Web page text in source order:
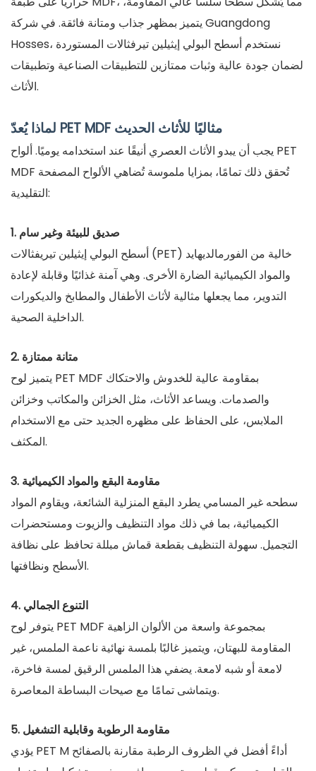
يتميز بمظهر جذاب ومتانة فائقة. في شركة Guangdong
Hosses، نستخدم أسطح البولي إيثيلين تيرفثالات المستوردة
لضمان جودة عالية وثبات ممتازين للتطبيقات الصناعية وتطبيقات
الأثاث.
لماذا يُعدّ PET MDF مثاليًا للأثاث الحديث
يجب أن يبدو الأثاث العصري أنيقًا عند استخدامه يوميًا. ألواح PET
MDF تُحقق ذلك تمامًا، بمزايا ملموسة تُضاهي الألواح المصفحة
التقليدية:
1. صديق للبيئة وغير سام
أسطح البولي إيثيلين تيريفثالات (PET) خالية من الفورمالديهايد
والمواد الكيميائية الضارة الأخرى. وهي آمنة غذائيًا وقابلة لإعادة
التدوير، مما يجعلها مثالية لأثاث الأطفال والمطابخ والديكورات
الداخلية الصحية.
2. متانة ممتازة
يتميز لوح PET MDF بمقاومة عالية للخدوش والاحتكاك
والصدمات. ويساعد الأثاث، مثل الخزائن والمكاتب وخزائن
الملابس، على الحفاظ على مظهره الجديد حتى مع الاستخدام
المكثف.
3. مقاومة البقع والمواد الكيميائية
سطحه غير المسامي يطرد البقع المنزلية الشائعة، ويقاوم المواد
الكيميائية، بما في ذلك مواد التنظيف والزيوت ومستحضرات
التجميل. سهولة التنظيف بقطعة قماش مبللة تحافظ على نظافة
الأسطح ونظافتها.
4. التنوع الجمالي
يتوفر لوح PET MDF بمجموعة واسعة من الألوان الزاهية
المقاومة للبهتان، ويتميز غالبًا بلمسة نهائية ناعمة الملمس، غير
لامعة أو شبه لامعة. يضفي هذا الملمس الرقيق لمسة فاخرة،
ويتماشى تمامًا مع صيحات البساطة المعاصرة.
5. مقاومة الرطوبة وقابلية التشغيل
يؤدي PET M أداءً أفضل في الظروف الرطبة مقارنة بالصفائح